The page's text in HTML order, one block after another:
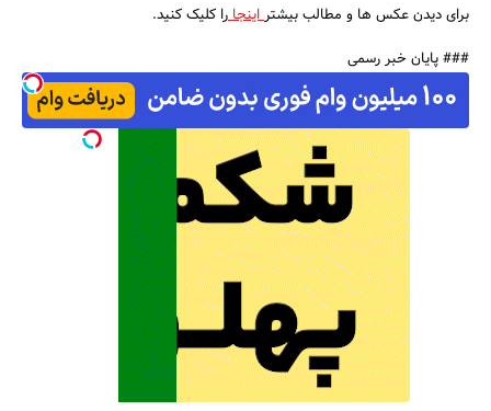
برای دیدن عکس ها و مطالب بیشتراینجارا کلیک کنید.
### پایان خبر رسمی